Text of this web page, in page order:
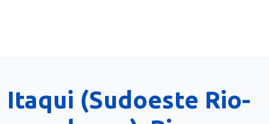
Itaqui (Sudoeste Rio-